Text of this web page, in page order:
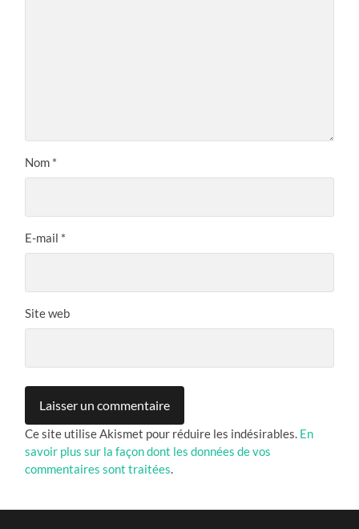
Nom *
E-mail *
Site web
Ce site utilise Akismet pour réduire les indésirables. En
savoir plus sur la façon dont les données de vos
commentaires sont traitées.